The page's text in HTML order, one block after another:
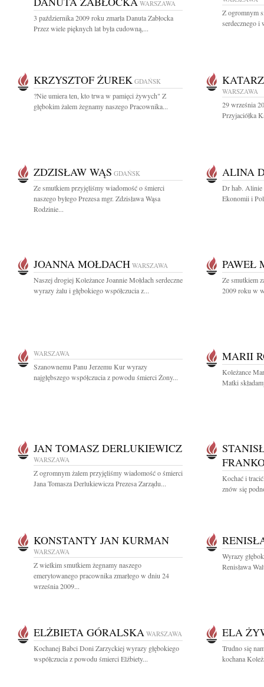
WARSZAWA
3 października 2009 roku zmarła Danuta Zabłocka
Przez wiele pięknych lat była cudowną,...
Z ogromnym
serdecznego i
KRZYSZTOF ŻUREK GDAŃSK
?Nie umiera ten, kto trwa w pamięci żywych" Z
głębokim żalem żegnamy naszego Pracownika...
WARSZAWA
29 września
Przyjaciółka
ZDZISŁAW WĄS GDAŃSK
Ze smutkiem przyjęliśmy wiadomość o śmierci
naszego byłego Prezesa mgr. Zdzisława Wąsa
Rodzinie...
ALINA
Dr hab.
Ekonomii i
JOANNA MOŁDACH WARSZAWA
Naszej drogiej Koleżance Joannie Mołdach serdeczne
wyrazy żalu i głębokiego współczucia z...
PAWEŁ
Ze smutkiem
2009 roku w
WARSZAWA
Szanownemu Panu Jerzemu Kur wyrazy
najgłębszego współczucia z powodu śmierci Żony...
MARII
Koleżance
Matki
JAN TOMASZ DERLUKIEWICZ
WARSZAWA
Z ogromnym żalem przyjęliśmy wiadomość o śmierci
Jana Tomasza Derlukiewicza Prezesa Zarządu...
Kochać i
znów się
KONSTANTY JAN KURMAN
WARSZAWA
Z wielkim smutkiem żegnamy naszego
emerytowanego pracownika zmarłego w dniu 24
września 2009...
Wyrazy
Renisława
ELŻBIETA GÓRALSKA WARSZAWA
Kochanej Babci Doni Zarzyckiej wyrazy głębokiego
współczucia z powodu śmierci Elżbiety...
ELA
Trudno się
kochana